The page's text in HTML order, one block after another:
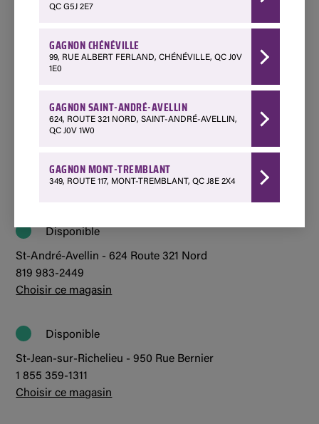
QC G5J 2E7
GAGNON CHÉNÉVILLE
99, RUE ALBERT FERLAND, CHÉNÉVILLE, QC J0V
1E0
GAGNON SAINT-ANDRÉ-AVELLIN
624, ROUTE 321 NORD, SAINT-ANDRÉ-AVELLIN,
QC J0V 1W0
GAGNON MONT-TREMBLANT
349, ROUTE 117, MONT-TREMBLANT, QC J8E 2X4
Chénéville - 99 Rue Albert Ferland
1 888 428-3903
Disponible
1 800 850-7662
Choisir ce magasin
Disponible
St-André-Avellin - 624 Route 321 Nord
819 983-2449
Choisir ce magasin
Disponible
St-Jean-sur-Richelieu - 950 Rue Bernier
1 855 359-1311
Choisir ce magasin